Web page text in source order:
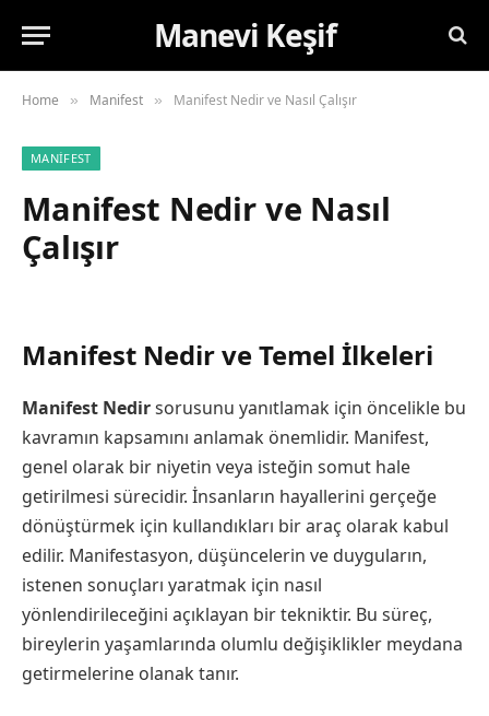
Manevi Keşif
Home » Manifest » Manifest Nedir ve Nasıl Çalışır
MANIFEST
Manifest Nedir ve Nasıl
Çalışır
Manifest Nedir ve Temel İlkeleri
Manifest Nedirsorusunu yanıtlamak için öncelikle bu
kavramın kapsamını anlamak önemlidir. Manifest,
genel olarak bir niyetin veya isteğin somut hale
getirilmesi sürecidir. İnsanların hayallerini gerçeğe
dönüştürmek için kullandıkları bir araç olarak kabul
edilir. Manifestasyon, düşüncelerin ve duyguların,
istenen sonuçları yaratmak için nasıl
yönlendirileceğini açıklayan bir tekniktir. Bu süreç,
bireylerin yaşamlarında olumlu değişiklikler meydana
getirmelerine olanak tanır.